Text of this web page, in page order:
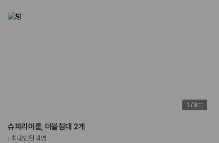
1 / 8
슈피리어룸, 더블침대 2개
· 최대인원 4명